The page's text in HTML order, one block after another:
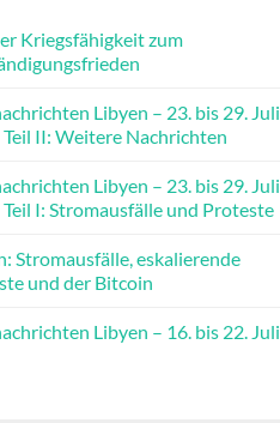
Kriegsfähigkeit zum
Libyen – 23. bis 29. Juli
II: Weitere Nachrichten
Libyen – 23. bis 29. Juli
I: Stromausfälle und Proteste
Stromausfälle, eskalierende
und der Bitcoin
Libyen – 16. bis 22. Juli